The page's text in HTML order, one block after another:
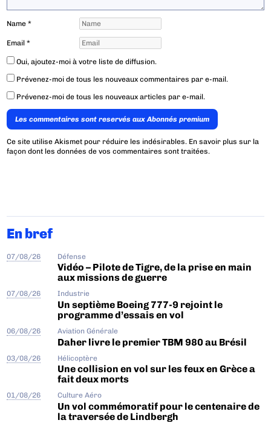
Name*
Email*
Oui, ajoutez-moi à votre liste de diffusion.
Prévenez-moi de tous les nouveaux commentaires par e-mail.
Prévenez-moi de tous les nouveaux articles par e-mail.
Les commentaires sont reservés aux Abonnés premium
Ce site utilise Akismet pour réduire les indésirables. En savoir plus sur la
façon dont les données de vos commentaires sont traitées.
En bref
07/08/26 Défense
Vidéo – Pilote de Tigre, de la prise en main
aux missions de guerre
07/08/26 Industrie
Un septième Boeing 777-9 rejoint le
programme d’essais en vol
06/08/26 Aviation Générale
Daher livre le premier TBM 980 au Brésil
03/08/26 Hélicoptère
Une collision en vol sur les feux en Grèce a
fait deux morts
01/08/26 Culture Aéro
Un vol commémoratif pour le centenaire de
la traversée de Lindbergh